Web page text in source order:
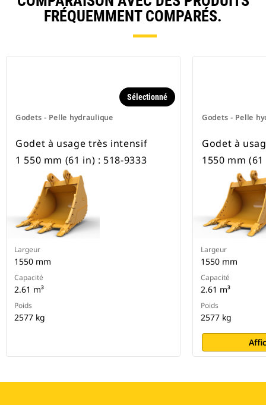
FRÉQUEMMENT COMPARÉS.
Godets - Pelle hydraulique
Sélectionné
Godet à usage très intensif
1 550 mm (61 in) : 518-9333
Largeur
1550 mm
Capacité
2.61 m³
Poids
2577 kg
Godets - Pelle
Godet à
1550 mm
Largeur
1550 mm
Capacité
2.61 m³
Poids
2577 kg